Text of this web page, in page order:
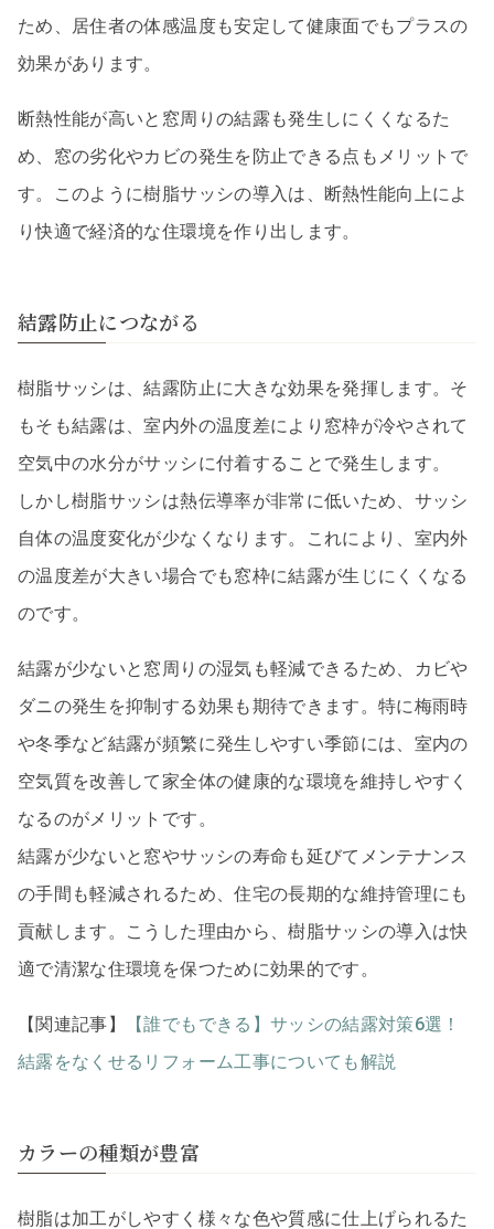
ため、居住者の体感温度も安定して健康面でもプラスの
効果があります。
断熱性能が高いと窓周りの結露も発生しにくくなるた
め、窓の劣化やカビの発生を防止できる点もメリットで
す。このように樹脂サッシの導入は、断熱性能向上によ
り快適で経済的な住環境を作り出します。
結露防止につながる
樹脂サッシは、結露防止に大きな効果を発揮します。そ
もそも結露は、室内外の温度差により窓枠が冷やされて
空気中の水分がサッシに付着することで発生します。
しかし樹脂サッシは熱伝導率が非常に低いため、サッシ
自体の温度変化が少なくなります。これにより、室内外
の温度差が大きい場合でも窓枠に結露が生じにくくなる
のです。
結露が少ないと窓周りの湿気も軽減できるため、カビや
ダニの発生を抑制する効果も期待できます。特に梅雨時
や冬季など結露が頻繁に発生しやすい季節には、室内の
空気質を改善して家全体の健康的な環境を維持しやすく
なるのがメリットです。
結露が少ないと窓やサッシの寿命も延びてメンテナンス
の手間も軽減されるため、住宅の長期的な維持管理にも
貢献します。こうした理由から、樹脂サッシの導入は快
適で清潔な住環境を保つために効果的です。
【関連記事】
【誰でもできる】サッシの結露対策6選！
結露をなくせるリフォーム工事についても解説
カラーの種類が豊富
樹脂は加工がしやすく様々な色や質感に仕上げられるた